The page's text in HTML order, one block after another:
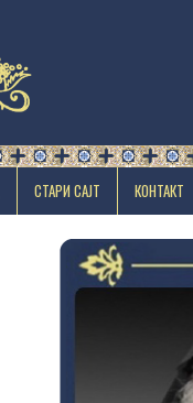
СТАРИ САЈТ КОНТАКТ